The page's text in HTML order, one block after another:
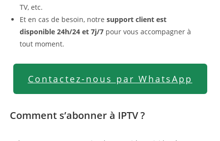
TV, etc.
Et en cas de besoin, notre support client est
disponible 24h/24 et 7j/7 pour vous accompagner à
tout moment.
Contactez-nous par WhatsApp
Comment s’abonner à IPTV ?